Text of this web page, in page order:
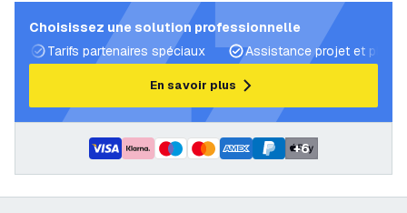
Choisissez une solution professionnelle
Tarifs partenaires spéciaux
Assistance projet et plans
En savoir plus
+6